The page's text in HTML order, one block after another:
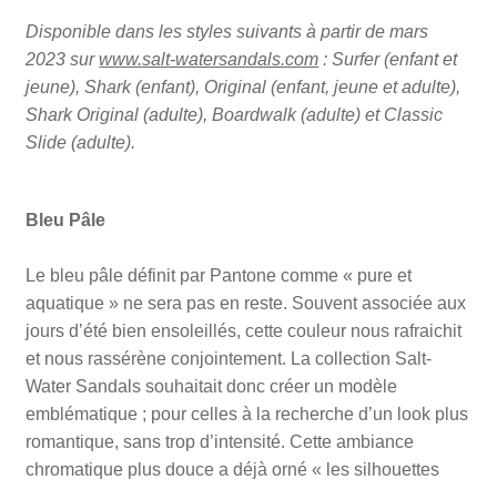
Disponible dans les styles suivants à partir de mars
2023 surwww.salt-watersandals.com : Surfer (enfant et
jeune), Shark (enfant), Original (enfant, jeune et adulte),
Shark Original (adulte), Boardwalk (adulte) et Classic
Slide (adulte).
Bleu Pâle
Le bleu pâle définit par Pantone comme « pure et
aquatique » ne sera pas en reste. Souvent associée aux
jours d’été bien ensoleillés, cette couleur nous rafraichit
et nous rassérène conjointement. La collection Salt-
Water Sandals souhaitait donc créer un modèle
emblématique ; pour celles à la recherche d’un look plus
romantique, sans trop d’intensité. Cette ambiance
chromatique plus douce a déjà orné « les silhouettes